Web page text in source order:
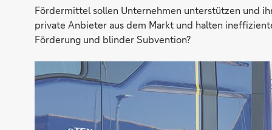
Fördermittel sollen Unternehmen unterstützen und
private Anbieter aus dem Markt und halten
Förderung und blinder Subvention?